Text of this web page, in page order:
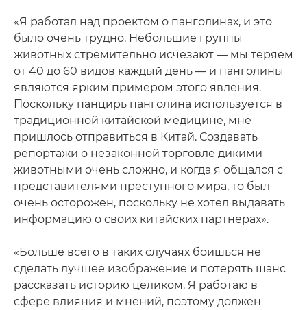
«Я работал над проектом о панголинах, и это
было очень трудно. Небольшие группы
животных стремительно исчезают — мы теряем
от 40 до 60 видов каждый день — и панголины
являются ярким примером этого явления.
Поскольку панцирь панголина используется в
традиционной китайской медицине, мне
пришлось отправиться в Китай. Создавать
репортажи о незаконной торговле дикими
животными очень сложно, и когда я общался с
представителями преступного мира, то был
очень осторожен, поскольку не хотел выдавать
информацию о своих китайских партнерах».
«Больше всего в таких случаях боишься не
сделать лучшее изображение и потерять шанс
рассказать историю целиком. Я работаю в
сфере влияния и мнений, поэтому должен